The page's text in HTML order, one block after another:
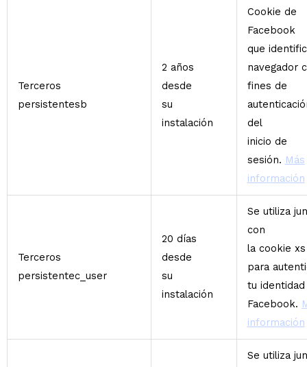
Terceros
persistentesb
2 años
desde
su
instalación
Cookie de
Facebook
que
navegador
fines de
del
inicio de
sesión. Más
información
Terceros
persistentec_user
20 días
desde
su
instalación
Se utiliza
con
la cookie xs
para
tu
Facebook.
información
Se utiliza